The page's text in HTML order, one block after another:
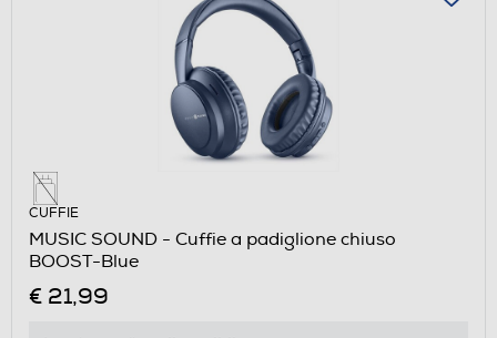
CUFFIE
MUSIC SOUND - Cuffie a padiglione chiuso
BOOST-Blue
€ 21,99